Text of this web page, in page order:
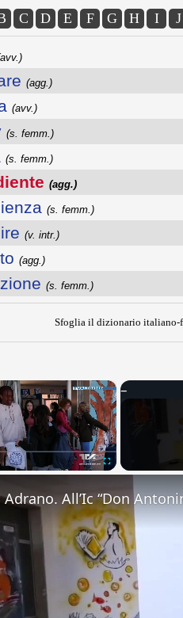
C D E F G H I J
(agg.)
(avv.)
(s. femm.)
(s. femm.)
(agg.)
(s. femm.)
(v. intr.)
(agg.)
(s. femm.)
Sfoglia il dizionario italiano-
×